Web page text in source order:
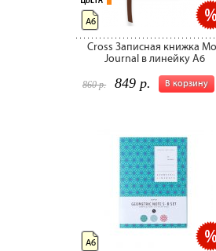
Cross Записная книжка
Journal в линейку A6
В корзину
860 р. 849 р.
А6
А6